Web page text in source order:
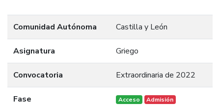
Comunidad Autónoma Castilla y León
Asignatura Griego
Convocatoria Extraordinaria de 2022
Fase Acceso Admisión